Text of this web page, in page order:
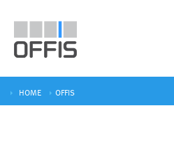
HOME OFFIS